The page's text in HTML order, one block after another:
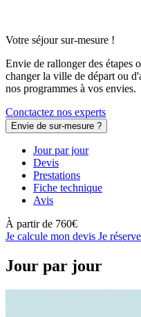
Votre séjour sur-mesure !
Envie de rallonger des étapes
changer la ville de départ ou
nos programmes à vos envies.
Conctactez nos experts
Envie de sur-mesure ?
Jour par jour
Devis
Prestations
Fiche technique
Avis
À partir de 760€
Je calcule mon devis Je
Jour par jour